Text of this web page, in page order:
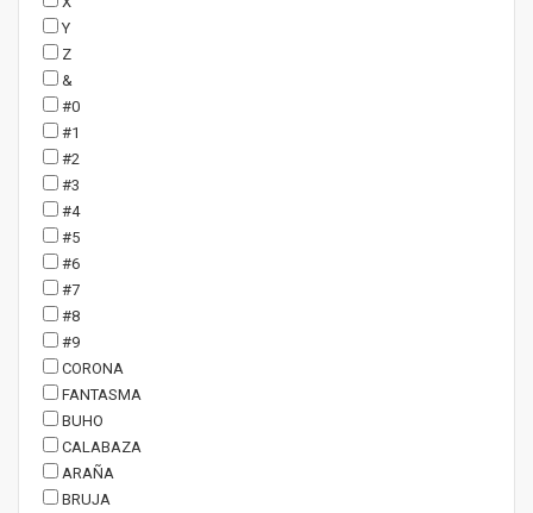
Y
Z
&
#0
#1
#2
#3
#4
#5
#6
#7
#8
#9
CORONA
FANTASMA
BUHO
CALABAZA
ARAÑA
BRUJA